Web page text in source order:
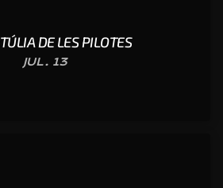
DE LES PILOTES
JUL. 13